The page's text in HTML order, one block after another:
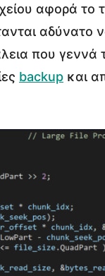
αφορά το
που γεννά
backup και